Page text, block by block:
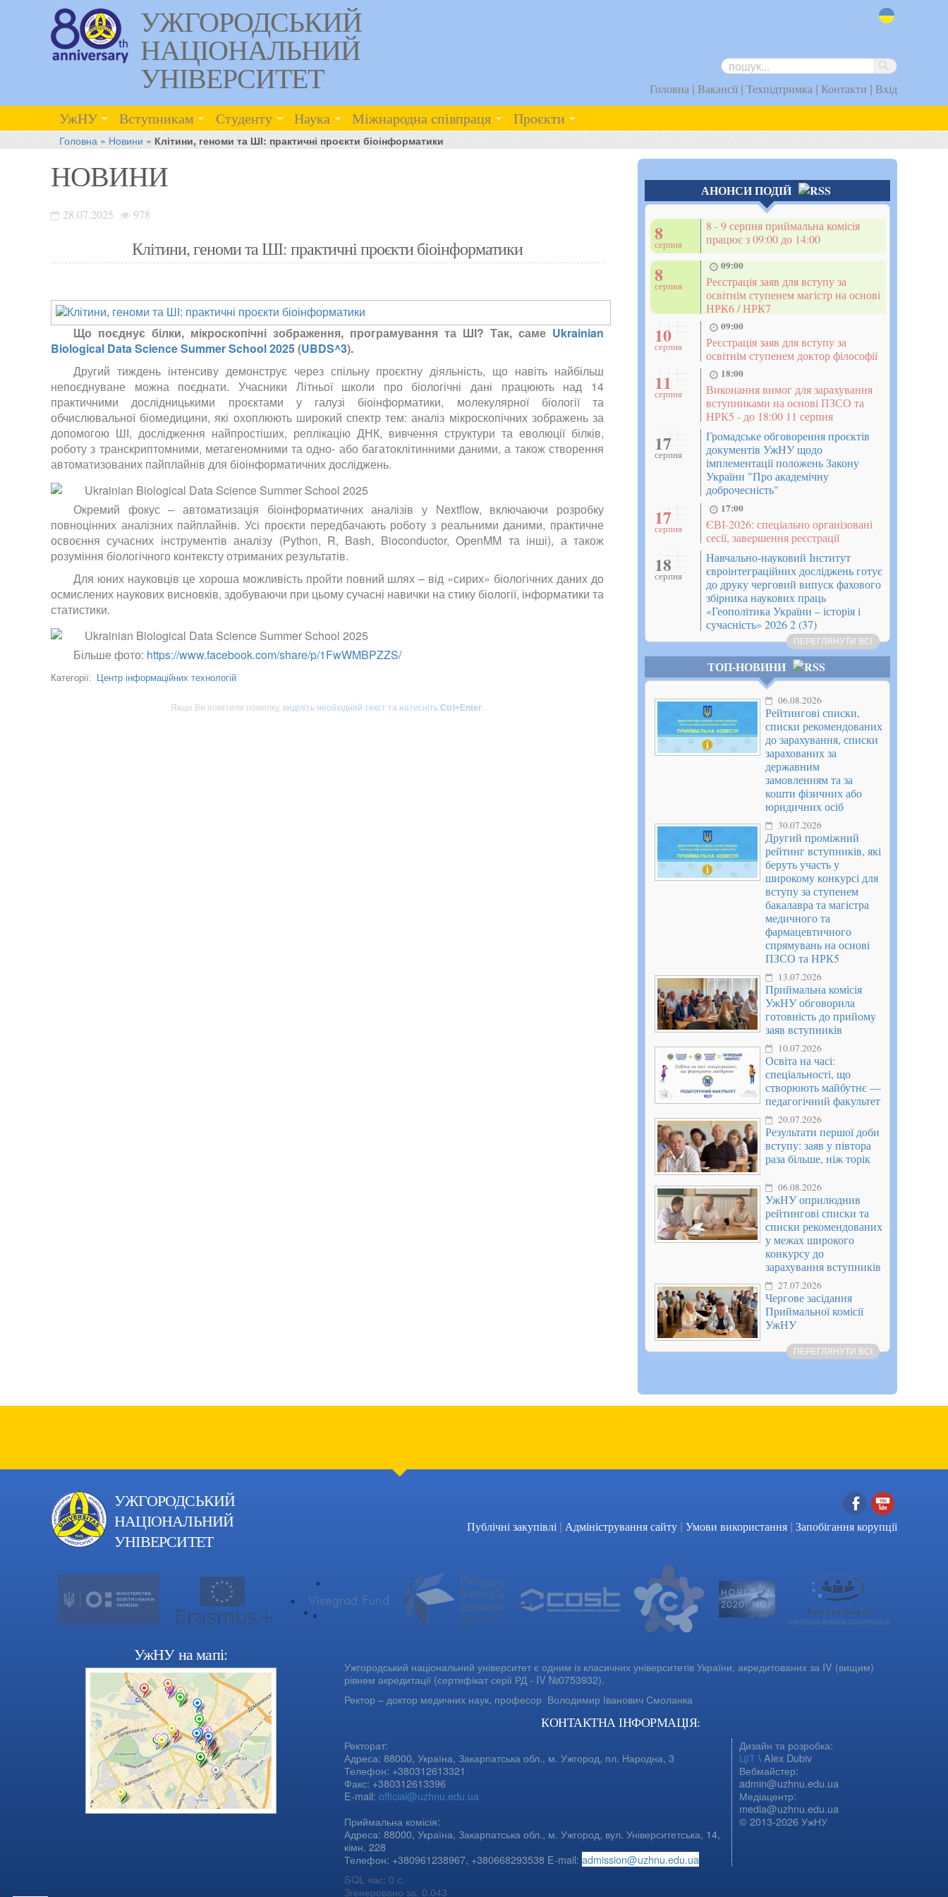
УЖГОРОДСЬКИЙ
НАЦІОНАЛЬНИЙ
УНІВЕРСИТЕТ Головна | Вакансії| Техпідтримка | Контакти | Вхід
УжНУ Вступникам Студенту Наука Міжнародна співпраця Проєкти
Головна » Новини » Клітини, геноми та ШІ: практичні проєкти біоінформатики
НОВИНИ
28.07.2025 978
Клітини, геноми та ШІ: практичні проєкти біоінформатики
Що поєднує білки, мікроскопічні зображення, програмування та ШІ? Так, саме Ukrainian
Biological Data Science Summer School 2025(UBDS^3).
Другий тиждень інтенсиву демонструє через спільну проєктну діяльність, що навіть найбільш
непоєднуване можна поєднати. Учасники Літньої школи про біологічні дані працюють над 14
практичними дослідницькими проєктами у галузі біоінформатики, молекулярної біології та
обчислювальної біомедицини, які охоплюють широкий спектр тем: аналіз мікроскопічних зображень за
допомогою ШІ, дослідження найпростіших, реплікацію ДНК, вивчення структури та еволюції білків,
роботу з транскриптомними, метагеномними та одно- або багатоклітинними даними, а також створення
автоматизованих пайплайнів для біоінформатичних досліджень.
Окремий фокус – автоматизація біоінформатичних аналізів у Nextflow, включаючи розробку
повноцінних аналізних пайплайнів. Усі проєкти передбачають роботу з реальними даними, практичне
освоєння сучасних інструментів аналізу (Python, R, Bash, Bioconductor, OpenMM та інші), а також
розуміння біологічного контексту отриманих результатів.
Для юних науковців це хороша можливість пройти повний шлях – від «сирих» біологічних даних до
осмислених наукових висновків, здобуваючи при цьому сучасні навички на стику біології, інформатики та
статистики.
Більше фото: https://www.facebook.com/share/p/1FwWMBPZZS/
Категорії: Центр інформаційних технологій
Якщо Ви помітили помилку, виділіть необхідний текст та натисніть Ctrl+Enter.
АНОНСИ ПОДІЙ
8
серпня
8 - 9 серпня приймальна комісія
працює з 09:00 до 14:00
8
серпня
09:00
Реєстрація заяв для вступу за
освітнім ступенем магістр на основі
НРК6 / НРК7
10
серпня
09:00
Реєстрація заяв для вступу за
освітнім ступенем доктор філософії
11
серпня
18:00
Виконання вимог для зарахування
вступниками на основі ПЗСО та
НРК5 - до 18:00 11 серпня
17
серпня
Громадське обговорення проєктів
документів УжНУ щодо
імплементації положень Закону
України "Про академічну
доброчесність"
17
серпня
17:00
ЄВІ-2026: спеціально організовані
сесії, завершення реєстрації
18
серпня
Навчально-науковий Інститут
євроінтеграційних досліджень готує
до друку черговий випуск фахового
збірника наукових праць
«Геополітика України – історія і
сучасність» 2026 2 (37)
ПЕРЕГЛЯНУТИ ВСІ
ТОП-НОВИНИ
06.08.2026
Рейтингові списки,
списки рекомендованих
до зарахування, списки
зарахованих за
державним
замовленням та за
кошти фізичних або
юридичних осіб
30.07.2026
Другий проміжний
рейтинг вступників, які
беруть участь у
широкому конкурсі для
вступу за ступенем
бакалавра та магістра
медичного та
фармацевтичного
спрямувань на основі
ПЗСО та НРК5
13.07.2026
Приймальна комісія
УжНУ обговорила
готовність до прийому
заяв вступників
10.07.2026
Освіта на часі:
спеціальності, що
створюють майбутнє —
педагогічний факультет
20.07.2026
Результати першої доби
вступу: заяв у півтора
раза більше, ніж торік
06.08.2026
УжНУ оприлюднив
рейтингові списки та
списки рекомендованих
у межах широкого
конкурсу до
зарахування вступників
27.07.2026
Чергове засідання
Приймальної комісії
УжНУ
ПЕРЕГЛЯНУТИ ВСІ
УЖГОРОДСЬКИЙ
НАЦІОНАЛЬНИЙ
УНІВЕРСИТЕТ
Facebook
YouTube
Публічні закупівлі | Адміністрування сайту | Умови використання | Запобігання корупції
УжНУ на мапі:
Ужгородський національний університет є одним із класичних університетів України, акредитованих за IV (вищим)
рівнем акредитації (сертифікат серії РД - IV №0753932).
Ректор – доктор медичних наук, професор Володимир Іванович Смоланка
КОНТАКТНА ІНФОРМАЦІЯ:
Ректорат:
Адреса: 88000, Україна, Закарпатська обл., м. Ужгород, пл. Народна, 3
Телефон: +380312613321
Факс: +380312613396
E-mail: official@uzhnu.edu.ua
Приймальна комісія:
Адреса: 88000, Україна, Закарпатська обл., м. Ужгород, вул. Університетська, 14,
кімн. 228
Телефон: +380961238967, +380668293538 E-mail: admission@uzhnu.edu.ua
Дизайн та розробка:
ЦІТ \ Alex Dubiv
Вебмайстер:
admin@uzhnu.edu.ua
Медіацентр:
media@uzhnu.edu.ua
© 2013-2026 УжНУ
SQL час: 0 с.
Згенеровано за: 0.043